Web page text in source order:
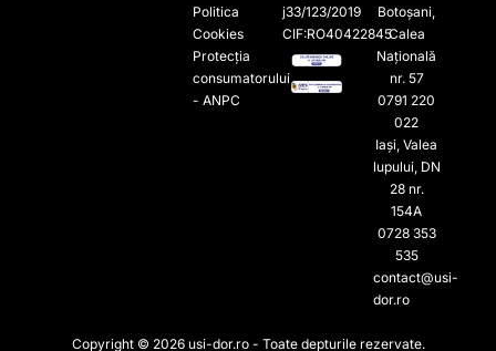
Politica
Cookies
Protecția
consumatorului
- ANPC
j33/123/2019
CIF:RO40422845
Botoșani,
Calea
Națională
nr. 57
0791 220
022​
Iași, Valea
lupului, DN
28 nr.
154A
0728 353
535​
contact@usi-
dor.ro
Copyright © 2026 usi-dor.ro - Toate depturile rezervate.